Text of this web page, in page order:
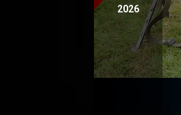
2026